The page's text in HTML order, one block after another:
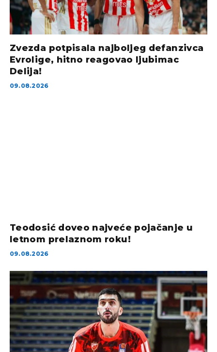
Zvezda potpisala najboljeg defanzivca
Evrolige, hitno reagovao ljubimac
Delija!
09.08.2026
Teodosić doveo najveće pojačanje u
letnom prelaznom roku!
09.08.2026